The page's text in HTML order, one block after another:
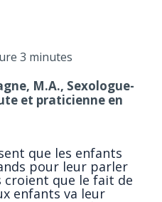
3 minutes
M.A., Sexologue-
et praticienne en
que les enfants
pour leur parler
croient que le fait de
enfants va leur